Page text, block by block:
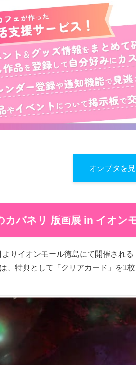
オシブタを
カバネリ 版画展 in イオン
りイオンモール徳島にて開催され
、特典として「クリアカード」を1